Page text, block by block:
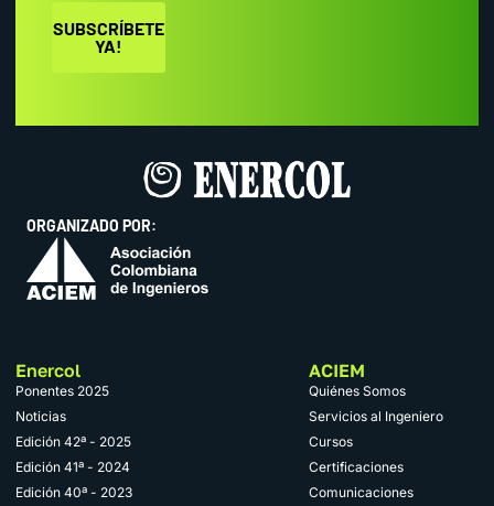
ORGANIZADO POR:
Enercol
Ponentes 2025
Noticias
Edición 42ª - 2025
Edición 41ª - 2024
Edición 40ª - 2023
ACIEM
Quiénes Somos
Servicios al Ingeniero
Cursos
Certificaciones
Comunicaciones